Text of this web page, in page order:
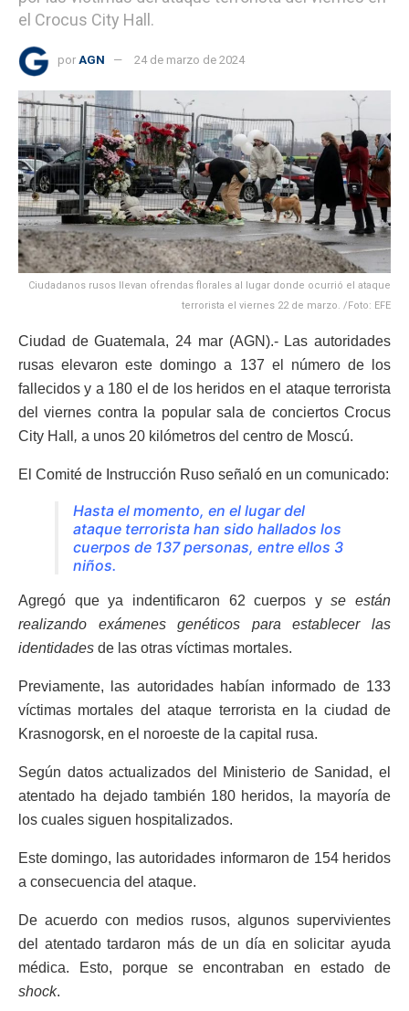
el Crocus City Hall.
por AGN 24 de marzo de 2024
Ciudadanos rusos llevan ofrendas florales al lugar donde ocurrió el ataque
terrorista el viernes 22 de marzo. /Foto: EFE
Ciudad de Guatemala, 24 mar (AGN).- Las autoridades
rusas elevaron este domingo a 137 el número de los
fallecidos y a 180 el de los heridos en el ataque terrorista
del viernes contra la popular sala de conciertos Crocus
City Hall , a unos 20 kilómetros del centro de Moscú.
El Comité de Instrucción Ruso señaló en un comunicado:
Hasta el momento, en el lugar del
ataque terrorista han sido hallados los
cuerpos de 137 personas, entre ellos 3
niños.
Agregó que ya indentificaron 62 cuerpos yse están
realizando exámenes genéticos para establecer las
identidades de las otras víctimas mortales.
Previamente, las autoridades habían informado de 133
víctimas mortales del ataque terrorista en la ciudad de
Krasnogorsk, en el noroeste de la capital rusa.
Según datos actualizados del Ministerio de Sanidad, el
atentado ha dejado también 180 heridos, la mayoría de
los cuales siguen hospitalizados.
Este domingo, las autoridades informaron de 154 heridos
a consecuencia del ataque.
De acuerdo con medios rusos, algunos supervivientes
del atentado tardaron más de un día en solicitar ayuda
médica. Esto, porque se encontraban en estado de
shock.